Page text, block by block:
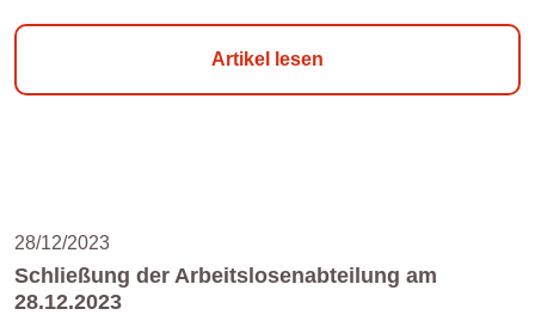
Artikel lesen
28/12/2023
Schließung der Arbeitslosenabteilung am
28.12.2023